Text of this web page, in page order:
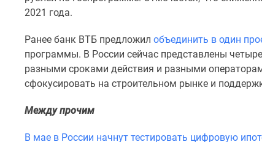
комнатные
комнатные
комнатные
Квартиры
Ипотечный
2021 года.
Ранее банк ВТБ предложил объединить в один
программы. В России сейчас представлены
разными сроками действия и разными
сфокусировать на строительном рынке и
Между прочим
В мае в России начнут тестировать цифровую